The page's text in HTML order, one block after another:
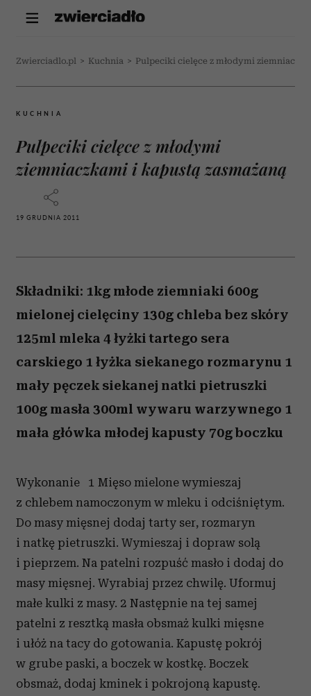
Zwierciadlo.pl > Kuchnia > Pulpeciki cielęce z młodymi
KUCHNIA
Pulpeciki cielęce z młodymi
ziemniaczkami i kapustą zasmażaną
19 GRUDNIA 2011
Składniki: 1kg młode ziemniaki 600g
mielonej cielęciny 130g chleba bez skóry
125ml mleka 4 łyżki tartego sera
carskiego 1 łyżka siekanego rozmarynu 1
mały pęczek siekanej natki pietruszki
100g masła 300ml wywaru warzywnego 1
mała główka młodej kapusty 70g boczku
Wykonanie 1 Mięso mielone wymieszaj
z chlebem namoczonym w mleku i odciśniętym.
Do masy mięsnej dodaj tarty ser, rozmaryn
i natkę pietruszki. Wymieszaj i dopraw solą
i pieprzem. Na patelni rozpuść masło i dodaj do
masy mięsnej. Wyrabiaj przez chwilę. Uformuj
małe kulki z masy. 2 Następnie na tej samej
patelni z resztką masła obsmaż kulki mięsne
i ułóż na tacy do gotowania. Kapustę pokrój
w grube paski, a boczek w kostkę. Boczek
obsmaż, dodaj kminek i pokrojoną kapustę.